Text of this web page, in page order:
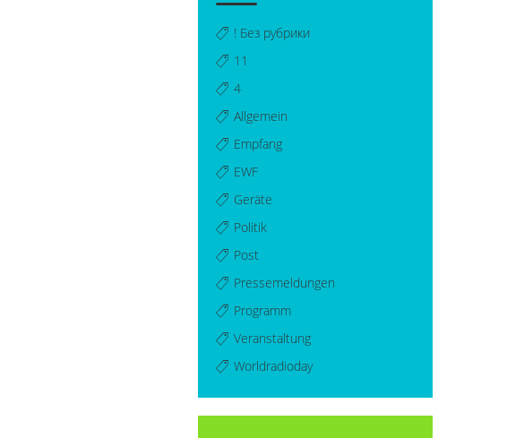
! Без рубрики
11
4
Allgemein
Empfang
EWF
Geräte
Politik
Post
Pressemeldungen
Programm
Veranstaltung
Worldradioday